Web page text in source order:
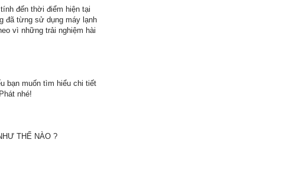
đến thời điểm hiện tại
đã từng sử dụng máy lạnh
vì những trải nghiệm hài
bạn muốn tìm hiểu chi tiết
nhé!
THẾ NÀO ?